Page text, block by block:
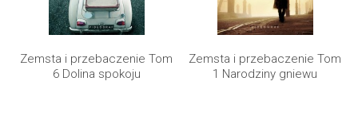
Zemsta i przebaczenie Tom
6 Dolina spokoju
Zemsta i przebaczenie Tom
1 Narodziny gniewu